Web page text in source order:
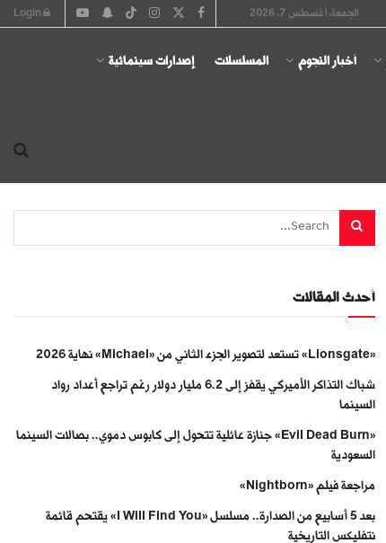
الجمعة, أغسطس 7, 2026
أخبار النجوم المسلسلات إصدارات سينمائية
أحدث المقالات
«Lionsgate» تستعد لتصوير الجزء الثاني من «Michael» نهاية 2026
شباك التذاكر الأميركي يقفز إلى 6.2 مليار دولار رغم تراجع أعداد رواد
السينما
«Evil Dead Burn» جنازة عائلية تتحول إلى كابوس دموي.. بصالات السينما
السعودية
مراجعة فيلم «Nightborn»
بعد 5 أسابيع من الصدارة.. مسلسل «I Will Find You» يقتحم قائمة
نتفليكس التاريخية